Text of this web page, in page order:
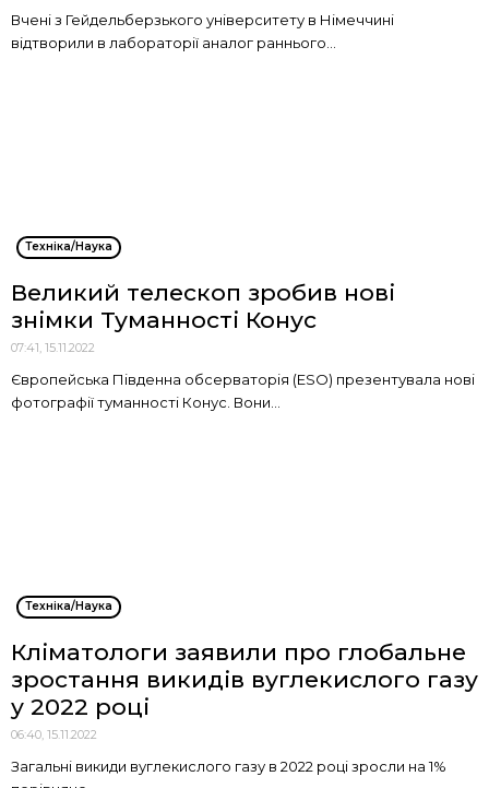
Вчені з Гейдельберзького університету в Німеччині
відтворили в лабораторії аналог раннього...
Техніка/Наука
Великий телескоп зробив нові
знімки Туманності Конус
07:41, 15.11.2022
Європейська Південна обсерваторія (ESO) презентувала нові
фотографії туманності Конус. Вони...
Техніка/Наука
Кліматологи заявили про глобальне
зростання викидів вуглекислого газу
у 2022 році
06:40, 15.11.2022
Загальні викиди вуглекислого газу в 2022 році зросли на 1%